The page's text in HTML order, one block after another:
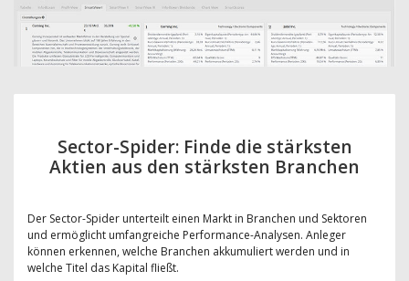
Sector-Spider: Finde die stärksten
Aktien aus den stärksten Branchen
Der Sector-Spider unterteilt einen Markt in Branchen und Sektoren
und ermöglicht umfangreiche Performance-Analysen. Anleger
können erkennen, welche Branchen akkumuliert werden und in
welche Titel das Kapital fließt.